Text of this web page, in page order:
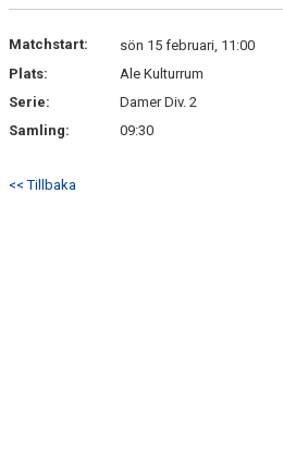
Matchstart:
sön 15 februari, 11:00
Plats:
Ale Kulturrum
Serie:
Damer Div. 2
Samling:
09:30
<< Tillbaka